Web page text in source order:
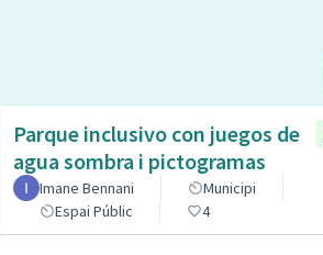
Parque inclusivo con juegos de
agua sombra i pictogramas
Imane Bennani
Municipi
Espai Públic
4